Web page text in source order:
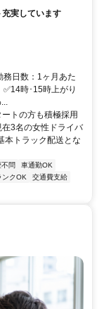
充実しています
務日数：1ヶ月あた
時･15時上がり
トの方も積極採用
3名の女性ドライバ
本トラック配送とな
問
車通勤OK
ンクOK
交通費支給